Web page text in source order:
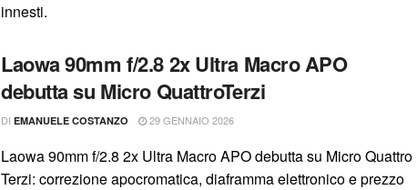
innesti.
Laowa 90mm f/2.8 2x Ultra Macro APO
debutta su Micro QuattroTerzi
DI EMANUELE COSTANZO 29 GENNAIO 2026
Laowa 90mm f/2.8 2x Ultra Macro APO debutta su Micro Quattro
Terzi: correzione apocromatica, diaframma elettronico e prezzo